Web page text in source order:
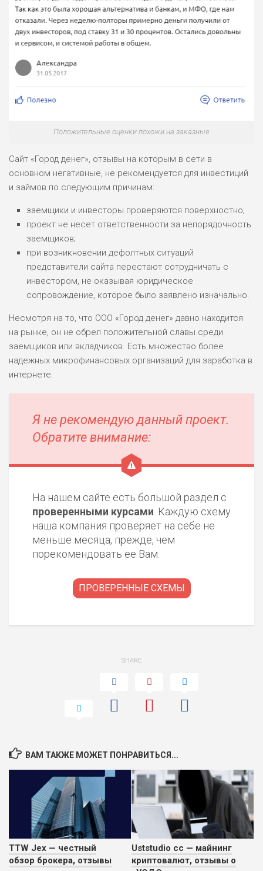
ЛЮБИТЕЛЯ
М СТАВОК
РИСКИ: СРЕДНИЕ
ДОХОД: ВЫСОКИЙ
БЮДЖЕТ: НИЗКИЙ
ВСЕМ
ДОХОД: НИЗКИЙ
БЮДЖЕТ: НИЗКИЙ
ОБЗОР
ПОДОЙДЕТ
ВСЕМ
РИСКИ: НИЗКИЕ
ДОХОД: СРЕДНИЙ
БЮДЖЕТ: НИЗКИЙ
Положительные оценки похожи на заказные
Сайт «Город денег», отзывы на которым в сети в
основном негативные, не рекомендуется для инвестиций
и займов по следующим причинам:
заемщики и инвесторы проверяются поверхностно;
проект не несет ответственности за непорядочность
заемщиков;
при возникновении дефолтных ситуаций
представители сайта перестают сотрудничать с
инвестором, не оказывая юридическое
сопровождение, которое было заявлено изначально.
Несмотря на то, что ООО «Город денег» давно находится
на рынке, он не обрел положительной славы среди
заемщиков или вкладчиков. Есть множество более
надежных микрофинансовых организаций для заработка в
интернете.
Я не рекомендую данный проект.
Обратите внимание:
На нашем сайте есть большой раздел с
проверенными курсами . Каждую схему
наша компания проверяет на себе не
меньше месяца, прежде, чем
порекомендовать ее Вам.
ПРОВЕРЕННЫЕ СХЕМЫ
SHARE
ВАМ ТАКЖЕ МОЖЕТ ПОНРАВИТЬСЯ...
TTW Jex — честный
обзор брокера, отзывы
Uststudio cс — майнинг
криптовалют, отзывы о